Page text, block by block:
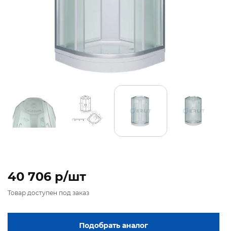
40 706 p/шт
Товар доступен под заказ
Подобрать аналог